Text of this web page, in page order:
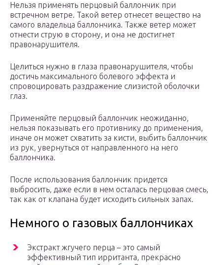
Нельзя применять перцовый баллончик при
встречном ветре. Такой ветер отнесет вещество на
самого владельца баллончика. Также ветер может
отнести струю в сторону, и она не достигнет
правонарушителя.
Целиться нужно в глаза правонарушителя, чтобы
достичь максимального болевого эффекта и
спровоцировать раздражение слизистой оболочки
глаз.
Применяйте перцовый баллончик неожиданно,
нельзя показывать его противнику до применения,
иначе он может схватить за кисти, выбить баллончик
из рук, увернуться от направленного на него
баллончика.
После использования баллончик придется
выбросить, даже если в нем осталась перцовая смесь,
так как от клапана будет исходить сильных запах.
Немного о газовых баллончиках
Экстракт жгучего перца – это самый
эффективный тип ирританта, прекрасно